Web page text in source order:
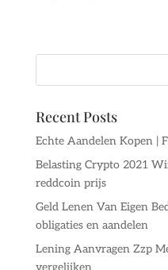
Recent Posts
Echte Aandelen Kopen |
Belasting Crypto 2021
reddcoin prijs
Geld Lenen Van Eigen
obligaties en aandelen
Lening Aanvragen Zzp
vergelijken